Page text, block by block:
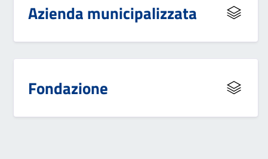
Azienda municipalizzata
Fondazione